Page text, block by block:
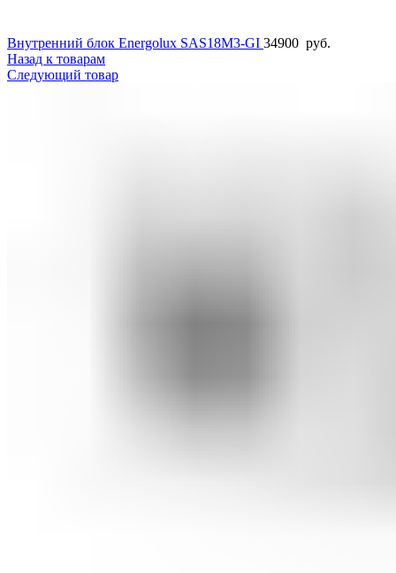
Внутренний блок Energolux SAS18M3-GI 34900 руб.
Назад к товарам
Следующий товар